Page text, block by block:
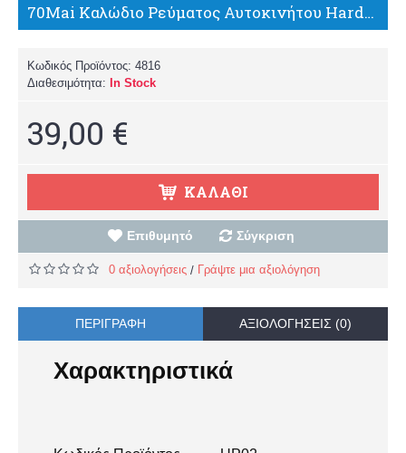
70Mai Καλώδιο Ρεύματος Αυτοκινήτου Hardware Kit
Κωδικός Προϊόντος: 4816
Διαθεσιμότητα: In Stock
39,00 €
ΚΑΛΆΘΙ
Επιθυμητό Σύγκριση
0 αξιολογήσεις / Γράψτε μια αξιολόγηση
ΠΕΡΙΓΡΑΦΉ ΑΞΙΟΛΟΓΉΣΕΙΣ (0)
Χαρακτηριστικά